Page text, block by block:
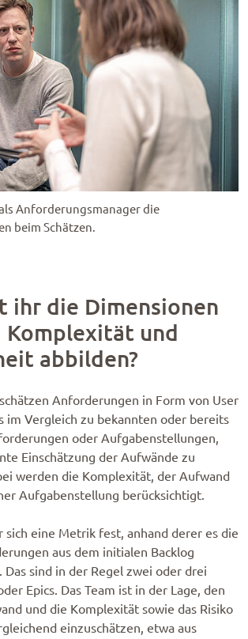
Anforderungsmanager die
beim Schätzen.
ihr die Dimensionen
Komplexität und
abbilden?
Anforderungen in Form von User
im Vergleich zu bekannten oder bereits
oder Aufgabenstellungen,
Einschätzung der Aufwände zu
werden die Komplexität, der Aufwand
Aufgabenstellung berücksichtigt.
sich eine Metrik fest, anhand derer es die
aus dem initialen Backlog
Das sind in der Regel zwei oder drei
Epics. Das Team ist in der Lage, den
und die Komplexität sowie das Risiko
einzuschätzen, etwa aus